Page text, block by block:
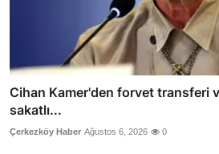
Cihan Kamer'den forvet transferi
sakatlı...
Çerkezköy Haber Ağustos 6, 2026 0